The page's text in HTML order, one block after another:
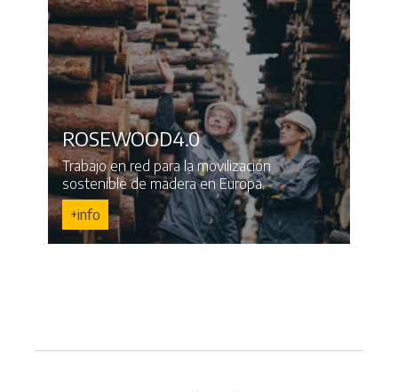
ROSEWOOD4.0
Trabajo en red para la movilización
sostenible de madera en Europa.
+info